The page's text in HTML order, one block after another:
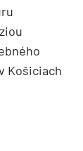
Košiciach